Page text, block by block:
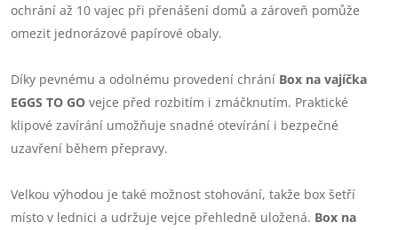
ochrání až 10 vajec při přenášení domů a zároveň pomůže
omezit jednorázové papírové obaly.
Díky pevnému a odolnému provedení chrání Box na vajíčka
EGGS TO GO vejce před rozbitím i zmáčknutím. Praktické
klipové zavírání umožňuje snadné otevírání i bezpečné
uzavření během přepravy.
Velkou výhodou je také možnost stohování, takže box šetří
místo v lednici a udržuje vejce přehledně uložená. Box na